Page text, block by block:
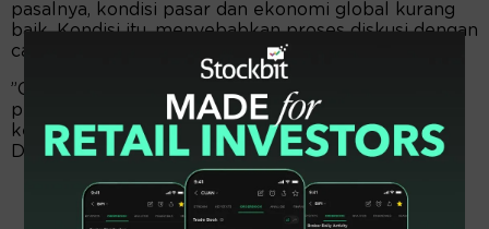
pasalnya, kondisi pasar dan ekonomi global kurang
baik. Kondisi itu, menyebabkan proses diskusi dengan
calon investor tidak mencapai kesepakatan.
”Oleh karena itu, perseroan akan mencari opsi
pembiayaan lain untuk memenuhi kebutuhan modal
kerja,” tegas Rudiyanto Darmastono, Presiden
Direktur Satria Antaran Prima.